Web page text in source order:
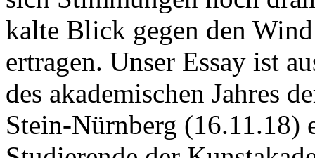
kalte Blick gegen den
ertragen. Unser Essay ist
des akademischen Jahres
Stein-Nürnberg (16.11.18)